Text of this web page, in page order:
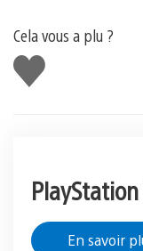
Cela vous a plu ?
J'aime
En savoir